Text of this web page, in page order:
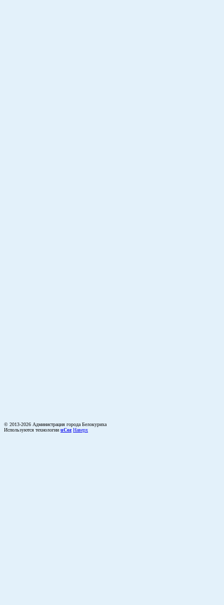
© 2013-2026 Администрация города Белокуриха
Используются технологии uCoz Наверх